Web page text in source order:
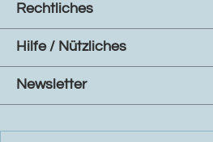
Rechtliches
Hilfe / Nützliches
Newsletter